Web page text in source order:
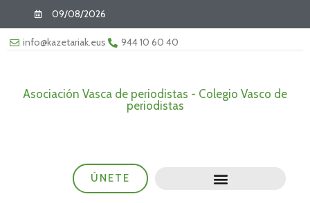
09/08/2026
info@kazetariak.eus 944 10 60 40
Asociación Vasca de periodistas - Colegio Vasco de
periodistas
ÚNETE